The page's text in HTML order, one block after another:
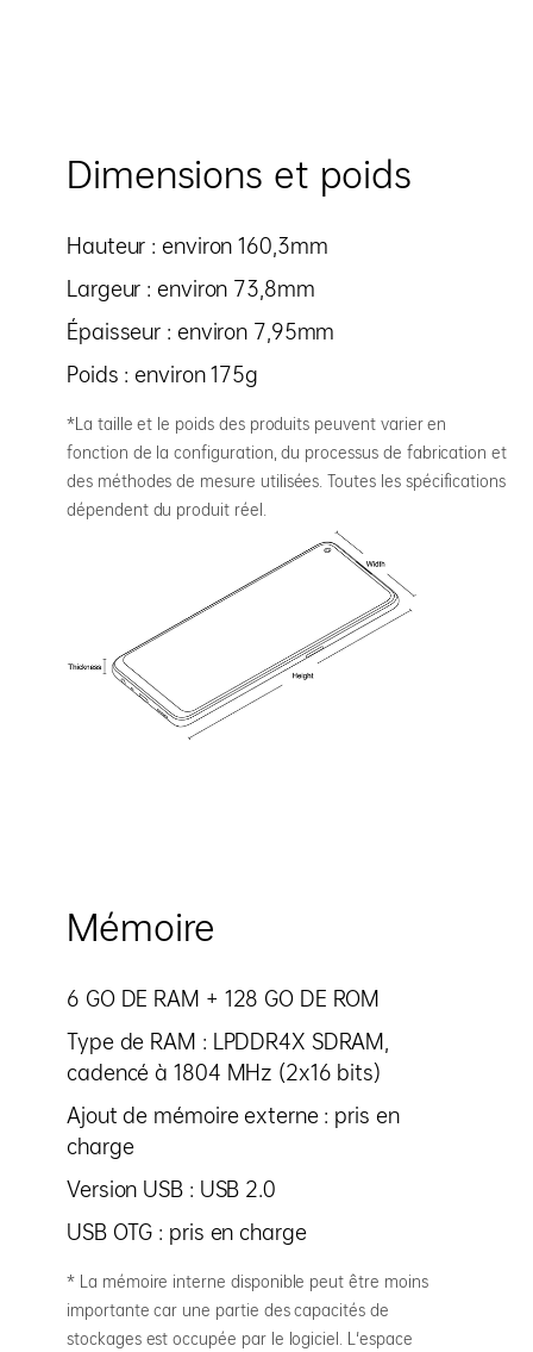
Dimensions et poids
Hauteur : environ 160,3mm
Largeur : environ 73,8mm
Épaisseur : environ 7,95mm
Poids : environ 175g
*La taille et le poids des produits peuvent varier en
fonction de la configuration, du processus de fabrication et
des méthodes de mesure utilisées. Toutes les spécifications
dépendent du produit réel.
Mémoire
6 GO DE RAM + 128 GO DE ROM
Type de RAM : LPDDR4X SDRAM,
cadencé à 1804 MHz (2x16 bits)
Ajout de mémoire externe : pris en
charge
Version USB : USB 2.0
USB OTG : pris en charge
* La mémoire interne disponible peut être moins
importante car une partie des capacités de
stockages est occupée par le logiciel. L'espace